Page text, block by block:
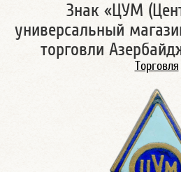
Знак «ЦУМ
универсальный
торговли
Торговля